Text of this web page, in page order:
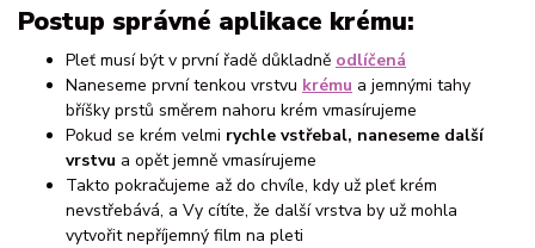
Postup správné aplikace krému:
Pleť musí být v první řadě důkladně odlíčená
Naneseme první tenkou vrstvu krému a jemnými tahy
bříšky prstů směrem nahoru krém vmasírujeme
Pokud se krém velmi rychle vstřebal, naneseme další
vrstvu a opět jemně vmasírujeme
Takto pokračujeme až do chvíle, kdy už pleť krém
nevstřebává, a Vy cítíte, že další vrstva by už mohla
vytvořit nepříjemný film na pleti